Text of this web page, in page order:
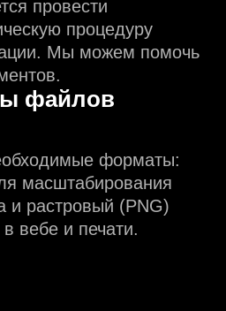
провести
процедуру
Мы можем помочь
файлов
форматы:
масштабирования
и растровый (PNG)
вебе и печати.